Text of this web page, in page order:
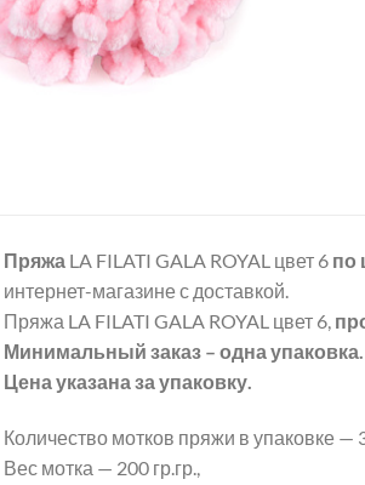
Пряжа LA FILATI GALA ROYAL цвет 6 по
интернет-магазине с доставкой.
Пряжа LA FILATI GALA ROYAL цвет 6,
Минимальный заказ – одна упаковка.
Цена указана за упаковку.
Количество мотков пряжи в упаковке —
Вес мотка — 200 гр.гр.,